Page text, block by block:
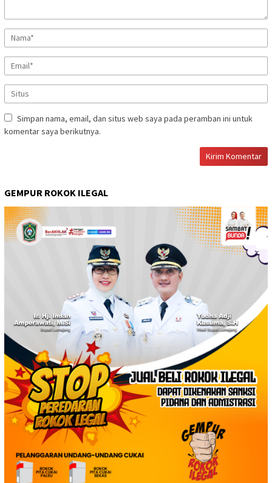
Simpan nama, email, dan situs web saya pada peramban ini untuk
komentar saya berikutnya.
GEMPUR ROKOK ILEGAL